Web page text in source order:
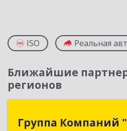
ISO Реальная
Ближайшие
регионов
Группа Компаний
Группа